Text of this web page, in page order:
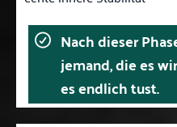
Nach dieser
jemand, die es
es endlich tust.